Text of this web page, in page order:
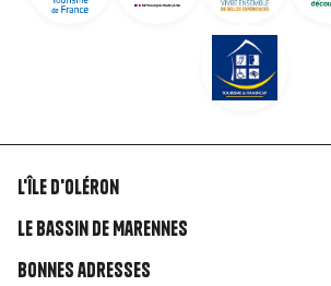
Liens
rubriques
L'île d'Oléron
Le Bassin de Marennes
Bonnes adresses